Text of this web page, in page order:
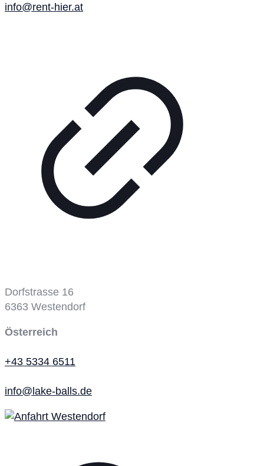
info@rent-hier.at
Dorfstrasse 16
6363 Westendorf
Österreich
+43 5334 6511
info@lake-balls.de